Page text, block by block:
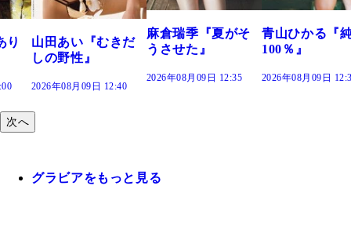
だ
麻倉瑞季『夏がそ
うさせた』
青山ひかる『純度
100％』
2026年08月09日 12:30
2026年08月09日
次へ
グラビアをもっと見る